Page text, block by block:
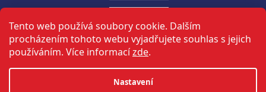
Tento web používá soubory cookie. Dalším
procházením tohoto webu vyjadřujete souhlas s jejich
používáním. Více informacízde.
Nastavení
Vytvořil Shoptet